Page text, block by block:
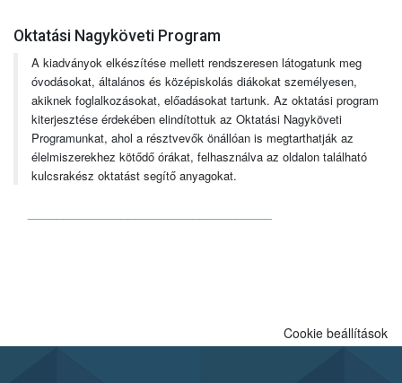
Oktatási Nagyköveti Program
A kiadványok elkészítése mellett rendszeresen látogatunk meg
óvodásokat, általános és középiskolás diákokat személyesen,
akiknek foglalkozásokat, előadásokat tartunk. Az oktatási program
kiterjesztése érdekében elindítottuk az Oktatási Nagyköveti
Programunkat, ahol a résztvevők önállóan is megtarthatják az
élelmiszerekhez kötődő órákat, felhasználva az oldalon található
kulcsrakész oktatást segítő anyagokat.
Cookie beállítások